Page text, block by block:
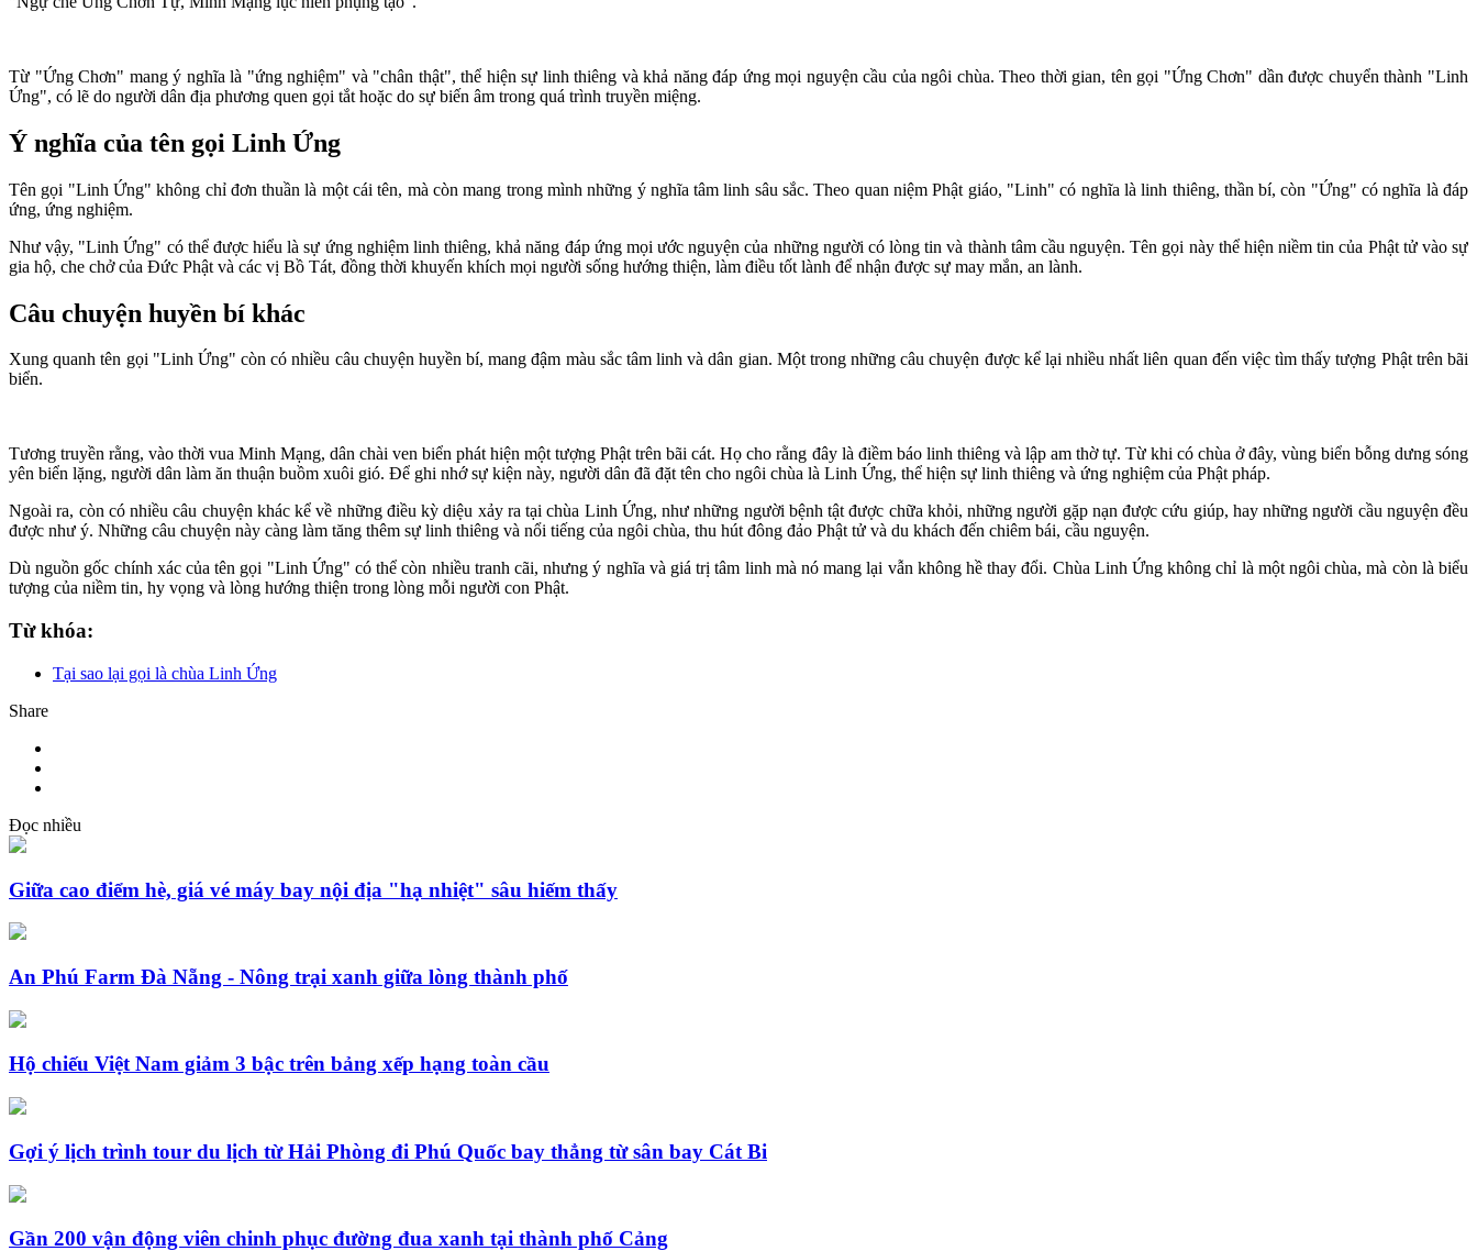
Từ "Ứng Chơn" mang ý nghĩa là "ứng nghiệm" và "chân thật", thể hiện sự linh thiêng và khả năng đáp ứng mọi nguyện cầu của ngôi chùa. Theo thời gian, tên gọi "Ứng Chơn" dần được chuyển thành "Linh
Ứng", có lẽ do người dân địa phương quen gọi tắt hoặc do sự biến âm trong quá trình truyền miệng.
Ý nghĩa của tên gọi Linh Ứng
Tên gọi "Linh Ứng" không chỉ đơn thuần là một cái tên, mà còn mang trong mình những ý nghĩa tâm linh sâu sắc. Theo quan niệm Phật giáo, "Linh" có nghĩa là linh thiêng, thần bí, còn "Ứng" có nghĩa là đáp
ứng, ứng nghiệm.
Như vậy, "Linh Ứng" có thể được hiểu là sự ứng nghiệm linh thiêng, khả năng đáp ứng mọi ước nguyện của những người có lòng tin và thành tâm cầu nguyện. Tên gọi này thể hiện niềm tin của Phật tử vào sự
gia hộ, che chở của Đức Phật và các vị Bồ Tát, đồng thời khuyến khích mọi người sống hướng thiện, làm điều tốt lành để nhận được sự may mắn, an lành.
Câu chuyện huyền bí khác
Xung quanh tên gọi "Linh Ứng" còn có nhiều câu chuyện huyền bí, mang đậm màu sắc tâm linh và dân gian. Một trong những câu chuyện được kể lại nhiều nhất liên quan đến việc tìm thấy tượng Phật trên bãi
biển.
Tương truyền rằng, vào thời vua Minh Mạng, dân chài ven biển phát hiện một tượng Phật trên bãi cát. Họ cho rằng đây là điềm báo linh thiêng và lập am thờ tự. Từ khi có chùa ở đây, vùng biển bỗng dưng sóng
yên biển lặng, người dân làm ăn thuận buồm xuôi gió. Để ghi nhớ sự kiện này, người dân đã đặt tên cho ngôi chùa là Linh Ứng, thể hiện sự linh thiêng và ứng nghiệm của Phật pháp.
Ngoài ra, còn có nhiều câu chuyện khác kể về những điều kỳ diệu xảy ra tại chùa Linh Ứng, như những người bệnh tật được chữa khỏi, những người gặp nạn được cứu giúp, hay những người cầu nguyện đều
được như ý. Những câu chuyện này càng làm tăng thêm sự linh thiêng và nổi tiếng của ngôi chùa, thu hút đông đảo Phật tử và du khách đến chiêm bái, cầu nguyện.
Dù nguồn gốc chính xác của tên gọi "Linh Ứng" có thể còn nhiều tranh cãi, nhưng ý nghĩa và giá trị tâm linh mà nó mang lại vẫn không hề thay đổi. Chùa Linh Ứng không chỉ là một ngôi chùa, mà còn là biểu
tượng của niềm tin, hy vọng và lòng hướng thiện trong lòng mỗi người con Phật.
Từ khóa:
Tại sao lại gọi là chùa Linh Ứng
Share
Đọc nhiều
Giữa cao điểm hè, giá vé máy bay nội địa "hạ nhiệt" sâu hiếm thấy
An Phú Farm Đà Nẵng - Nông trại xanh giữa lòng thành phố
Hộ chiếu Việt Nam giảm 3 bậc trên bảng xếp hạng toàn cầu
Gợi ý lịch trình tour du lịch từ Hải Phòng đi Phú Quốc bay thẳng từ sân bay Cát Bi
Gần 200 vận động viên chinh phục đường đua xanh tại thành phố Cảng